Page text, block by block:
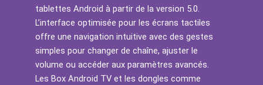
tablettes Android à partir de la version 5.0.
L’interface optimisée pour les écrans tactiles
offre une navigation intuitive avec des gestes
simples pour changer de chaîne, ajuster le
volume ou accéder aux paramètres avancés.
Les Box Android TV et les dongles comme